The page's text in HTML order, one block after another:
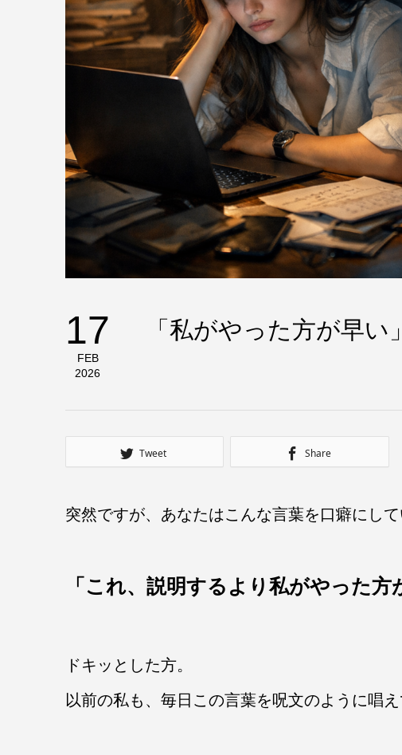
17
FEB
2026
「私がやった方が早
Tweet Share
突然ですが、あなたはこんな言葉を口癖にし
「これ、説明するより私がやった方
ドキッとした方。
以前の私も、毎日この言葉を呪文のように唱え